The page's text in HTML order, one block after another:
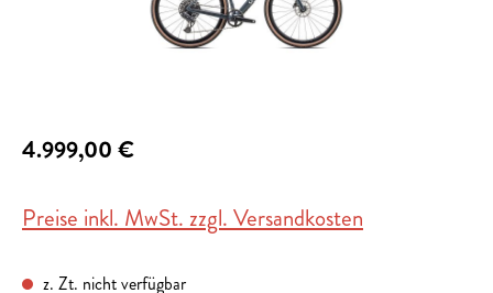
4.999,00 €
Preise inkl. MwSt. zzgl. Versandkosten
z. Zt. nicht verfügbar